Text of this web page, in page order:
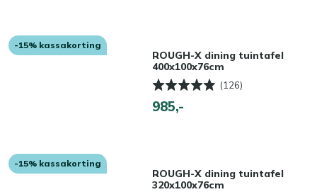
-15% kassakorting
ROUGH-X dining tuintafel
400x100x76cm
(126)
985,-
-15% kassakorting
ROUGH-X dining tuintafel
320x100x76cm